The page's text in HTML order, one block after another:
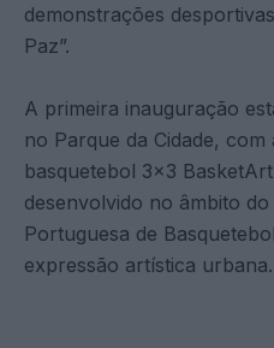
demonstrações
Paz”.
A primeira inauguração
no Parque da Cidade,
basquetebol 3×3
desenvolvido no âmbito
Portuguesa de
expressão artística urbana.